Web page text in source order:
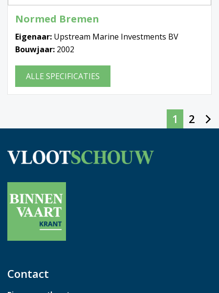
Normed Bremen
Eigenaar: Upstream Marine Investments BV
Bouwjaar: 2002
ALLE SPECIFICATIES
1 2
Contact